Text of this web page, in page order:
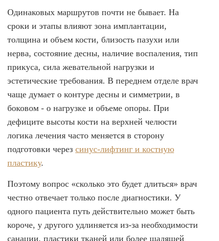
Одинаковых маршрутов почти не бывает. На
сроки и этапы влияют зона имплантации,
толщина и объем кости, близость пазухи или
нерва, состояние десны, наличие воспаления, тип
прикуса, сила жевательной нагрузки и
эстетические требования. В переднем отделе врач
чаще думает о контуре десны и симметрии, в
боковом - о нагрузке и объеме опоры. При
дефиците высоты кости на верхней челюсти
логика лечения часто меняется в сторону
подготовки через синус-лифтинг и костную
пластику.
Поэтому вопрос «сколько это будет длиться» врач
честно отвечает только после диагностики. У
одного пациента путь действительно может быть
короче, у другого удлиняется из-за необходимости
санации, пластики тканей или более щадящей